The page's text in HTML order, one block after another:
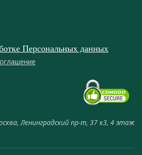
Персональных данных
Ленинградский пр-т, 37 к3, 4 этаж